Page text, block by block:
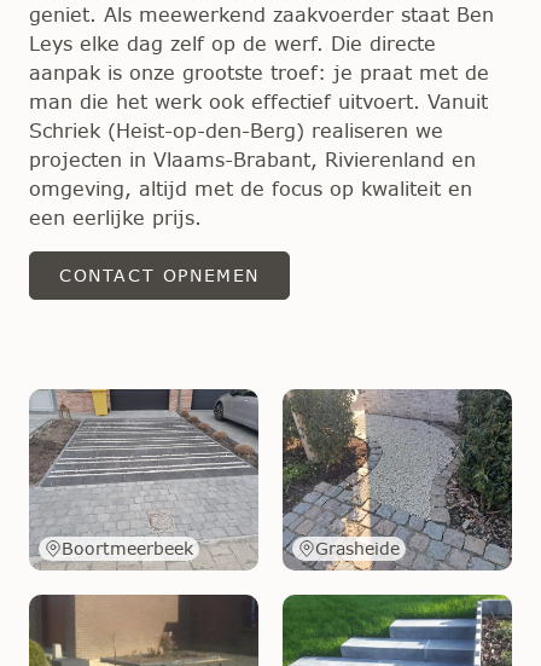
geniet. Als meewerkend zaakvoerder staat Ben
Leys elke dag zelf op de werf. Die directe
aanpak is onze grootste troef: je praat met de
man die het werk ook effectief uitvoert. Vanuit
Schriek (Heist-op-den-Berg) realiseren we
projecten in Vlaams-Brabant, Rivierenland en
omgeving, altijd met de focus op kwaliteit en
een eerlijke prijs.
CONTACT OPNEMEN
Boortmeerbeek Grasheide